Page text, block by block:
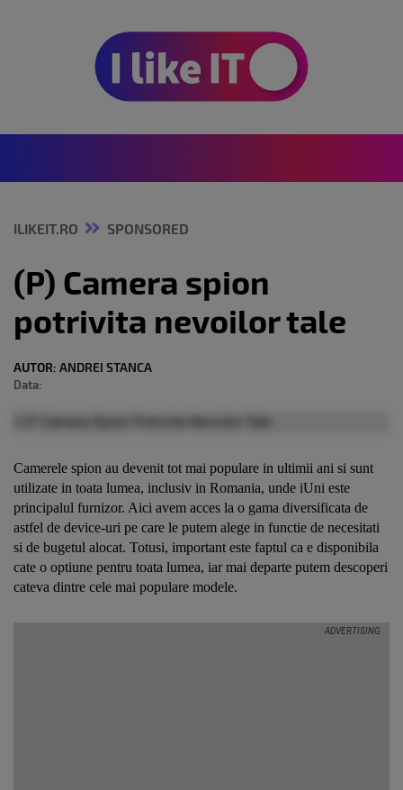
ILIKEIT.RO SPONSORED
(P) Camera spion
potrivita nevoilor tale
AUTOR: ANDREI STANCA
Data:
Camerele spion au devenit tot mai populare in ultimii ani si sunt
utilizate in toata lumea, inclusiv in Romania, unde iUni este
principalul furnizor. Aici avem acces la o gama diversificata de
astfel de device-uri pe care le putem alege in functie de necesitati
si de bugetul alocat. Totusi, important este faptul ca e disponibila
cate o optiune pentru toata lumea, iar mai departe putem descoperi
cateva dintre cele mai populare modele.